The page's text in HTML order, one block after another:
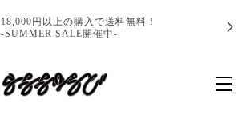
18,000円以上の購入で送料無料！
-SUMMER SALE開催中-